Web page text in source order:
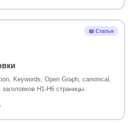
Keywords, Open Graph, canonical,
H1-H6 страницы.
📖 Статья